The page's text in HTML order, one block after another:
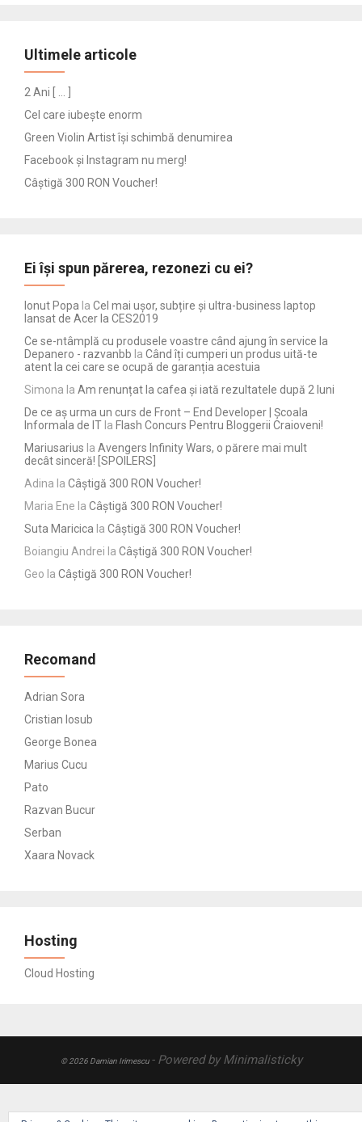
Ultimele articole
2 Ani [ … ]
Cel care iubește enorm
Green Violin Artist își schimbă denumirea
Facebook și Instagram nu merg!
Câștigă 300 RON Voucher!
Ei își spun părerea, rezonezi cu ei?
Ionut Popa la Cel mai ușor, subțire și ultra-business laptop
lansat de Acer la CES2019
Ce se-ntâmplă cu produsele voastre când ajung în service la
Depanero - razvanbb la Când îți cumperi un produs uită-te
atent la cei care se ocupă de garanția acestuia
Simona la Am renunțat la cafea și iată rezultatele după 2 luni
De ce aș urma un curs de Front – End Developer | Școala
Informala de IT la Flash Concurs Pentru Bloggerii Craioveni!
Mariusarius la Avengers Infinity Wars, o părere mai mult
decât sinceră! [SPOILERS]
Adina la Câștigă 300 RON Voucher!
Maria Ene la Câștigă 300 RON Voucher!
Suta Maricica la Câștigă 300 RON Voucher!
Boiangiu Andrei la Câștigă 300 RON Voucher!
Geo la Câștigă 300 RON Voucher!
Recomand
Adrian Sora
Cristian Iosub
George Bonea
Marius Cucu
Pato
Razvan Bucur
Serban
Xaara Novack
Hosting
Cloud Hosting
© 2026 Damian Irimescu - Powered by Minimalisticky